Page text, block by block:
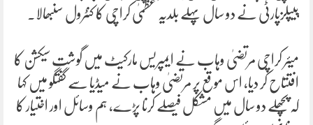
پیپلزپارٹی نے دو سال پہلے بلدیہ عظمیٰ کراچی کا کنٹرول سنبھالا۔
میئر کراچی مرتضیٰ وہاب نے ایمپریس مارکیٹ میں گوشت سیکشن کا
افتتاح کر دیا، اس موقع پر مرتضیٰ وہاب نے میڈیا سے گفتگو میں کہا
کہ پچھلے دو سال میں مشکل فیصلے کرنا پڑے، ہم وسائل اور اختیار کا